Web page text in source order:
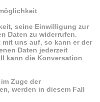
seine Einwilligung zur
Daten zu widerrufen.
mit uns auf, so kann er der
Daten jederzeit
kann die Konversation
Zuge der
werden in diesem Fall